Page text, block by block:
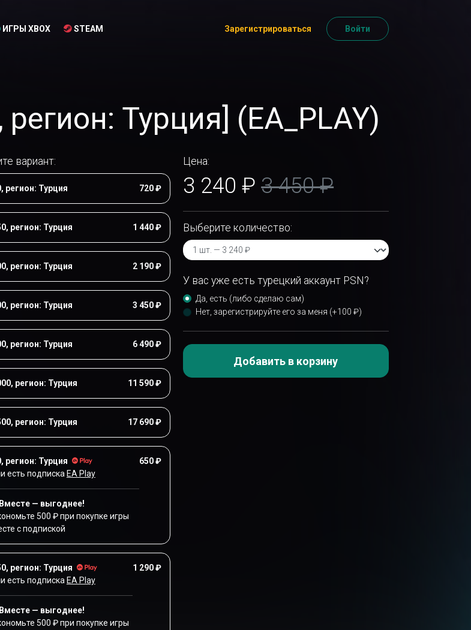
ИГРЫ XBOX STEAM Зарегистрироваться Войти
Турция] (EA_PLAY)
вариант:
регион: Турция 720 ₽
регион: Турция 1 440 ₽
регион: Турция 2 190 ₽
регион: Турция 3 450 ₽
регион: Турция 6 490 ₽
регион: Турция 11 590 ₽
регион: Турция 17 690 ₽
регион: Турция
есть подписка EA Play
— выгоднее!
500 ₽ при покупке игры
с подпиской
650 ₽
регион: Турция
есть подписка EA Play
— выгоднее!
500 ₽ при покупке игры
1 290 ₽
Цена:
3 240 ₽3 450 ₽
Выберите количество:
У вас уже есть турецкий аккаунт PSN?
Да, есть (либо сделаю сам)
Нет, зарегистрируйте его за меня (+100 ₽)
Добавить в корзину